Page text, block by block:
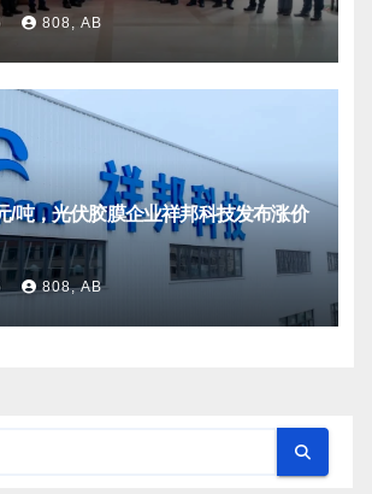
808, AB
/吨，光伏胶膜企业祥邦科技发布涨价
808, AB